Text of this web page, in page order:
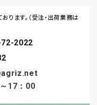
2022
17：00
ります。（受注・出荷業務は